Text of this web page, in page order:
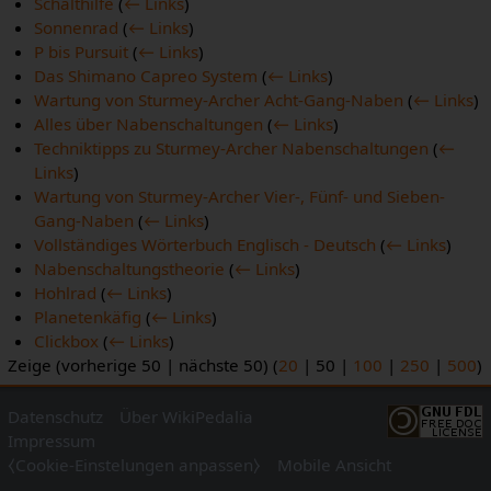
Sonnenrad (← Links)
P bis Pursuit (← Links)
Das Shimano Capreo System (← Links)
Wartung von Sturmey-Archer Acht-Gang-Naben (← Links)
Alles über Nabenschaltungen (← Links)
Techniktipps zu Sturmey-Archer Nabenschaltungen (←
Links)
Wartung von Sturmey-Archer Vier-, Fünf- und Sieben-
Gang-Naben (← Links)
Vollständiges Wörterbuch Englisch - Deutsch (← Links)
Nabenschaltungstheorie (← Links)
Hohlrad (← Links)
Planetenkäfig (← Links)
Clickbox (← Links)
Zeige (vorherige 50 | nächste 50) (20 | 50 | 100 | 250 | 500)
Datenschutz
Über WikiPedalia
Impressum
⧼Cookie-Einstelungen anpassen⧽
Mobile Ansicht